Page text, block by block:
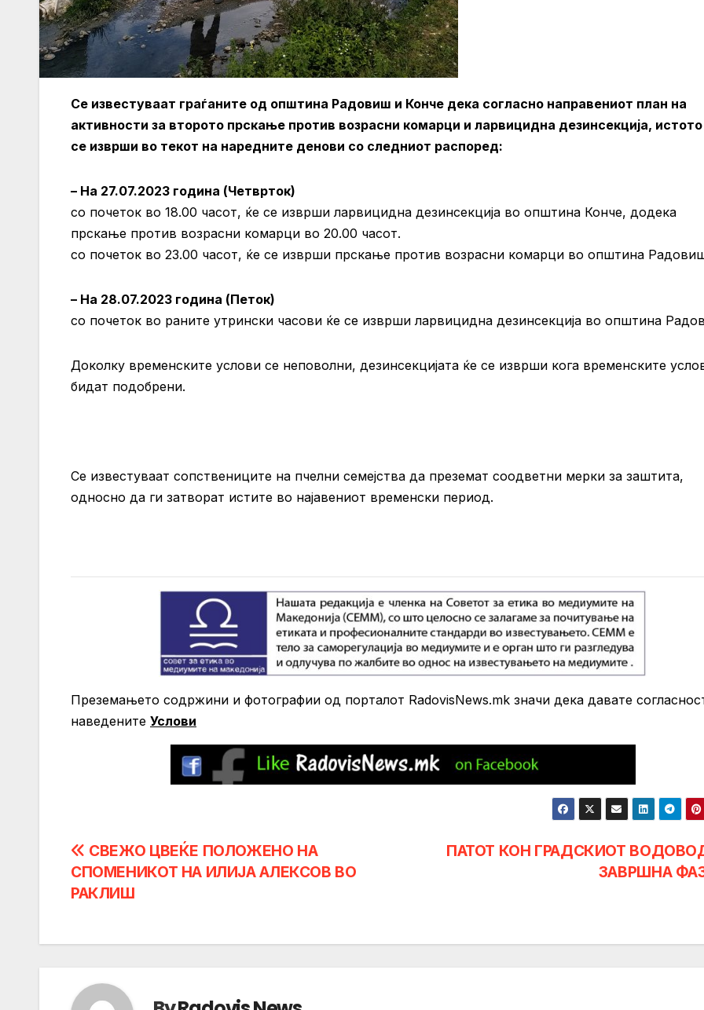
Се известуваат граѓаните од општина Радовиш и Конче дека согласно направениот план на
активности за второто прскање против возрасни комарци и ларвицидна дезинсекција,
се изврши во текот на наредните денови со следниот распоред:
– На 27.07.2023 година (Четврток)
со почеток во 18.00 часот, ќе се изврши ларвицидна дезинсекција во општина Конче, додека
прскање против возрасни комарци во 20.00 часот.
со почеток во 23.00 часот, ќе се изврши прскање против возрасни комарци во општина
– На 28.07.2023 година (Петок)
со почеток во раните утрински часови ќе се изврши ларвицидна дезинсекција во општина
Доколку временските услови се неповолни, дезинсекцијата ќе се изврши кога временските
бидат подобрени.
Се известуваат сопствениците на пчелни семејства да преземат соодветни мерки за заштита,
односно да ги затворат истите во најавениот временски период.
Преземањето содржини и фотографии од порталот RadovisNews.mk значи дека давате
нaведените Услови
Post
navigation
ПАТОТ КОН ГРАДСКИОТ
ЗАВРШНА
СВЕЖО ЦВЕЌЕ ПОЛОЖЕНО НА
СПОМЕНИКОТ НА ИЛИЈА АЛЕКСОВ ВО
РАКЛИШ